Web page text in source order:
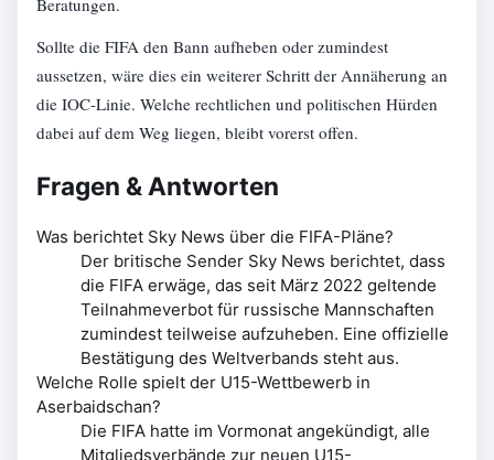
Sollte die FIFA den Bann aufheben oder zumindest
aussetzen, wäre dies ein weiterer Schritt der Annäherung an
die IOC-Linie. Welche rechtlichen und politischen Hürden
dabei auf dem Weg liegen, bleibt vorerst offen.
Fragen & Antworten
Was berichtet Sky News über die FIFA-Pläne?
Der britische Sender Sky News berichtet, dass
die FIFA erwäge, das seit März 2022 geltende
Teilnahmeverbot für russische Mannschaften
zumindest teilweise aufzuheben. Eine offizielle
Bestätigung des Weltverbands steht aus.
Welche Rolle spielt der U15-Wettbewerb in
Aserbaidschan?
Die FIFA hatte im Vormonat angekündigt, alle
Mitgliedsverbände zur neuen U15-